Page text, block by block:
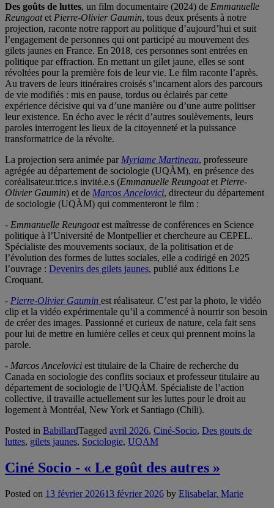
Des goûts de luttes, un film documentaire (2024) de Emmanuelle
Reungoatet Pierre-Olivier Gaumin, tous deux présents à notre
projection, raconte notre rapport au politique d’aujourd’hui et suit
l’engagement de personnes qui ont participé au mouvement des
gilets jaunes en France. En 2018, ces personnes sont entrées en
politique par effraction. En mettant un gilet jaune, elles se sont
révoltées pour la première fois de leur vie. Le film raconte l’après.
Au travers de leurs itinéraires croisés s’incarnent alors des parcours
de vie modifiés : mis en pause, tordus ou éclairés par cette
expérience décisive qui va d’une manière ou d’une autre politiser
leur existence. En écho avec le récit d’autres soulèvements, leurs
paroles interrogent les lieux de la citoyenneté et la puissance
transformatrice de la révolte.
La projection sera animée par Myriame Martineau, professeure
agrégée au département de sociologie (UQÀM), en présence des
coréalisateur.trice.s invité.e.s (Emmanuelle Reungoatet Pierre-
Olivier Gaumin) et de Marcos Ancelovici, directeur du département
de sociologie (UQÀM) qui commenteront le film :
- Emmanuelle Reungoatest maîtresse de conférences en Science
politique à l’Université de Montpellier et chercheure au CEPEL.
Spécialiste des mouvements sociaux, de la politisation et de
l’évolution des formes de luttes sociales, elle a codirigé en 2025
l’ouvrage : Devenirs des gilets jaunes, publié aux éditions Le
Croquant.
- Pierre-Olivier Gaumin est réalisateur. C’est par la photo, le vidéo
clip et la vidéo expérimentale qu’il a commencé à nourrir son besoin
de créer des images. Passionné et curieux de nature, cela fait sens
pour lui de mettre en lumière celles et ceux qui prennent moins la
parole.
- Marcos Ancelovici est titulaire de la Chaire de recherche du
Canada en sociologie des conflits sociaux et professeur titulaire au
département de sociologie de l’UQÀM. Spécialiste de l’action
collective, il travaille actuellement sur les luttes pour le droit au
logement à Montréal, New York et Santiago (Chili).
Posted in BabillardTagged avril 2026, Ciné-Socio, Des gouts de
luttes, gilets jaunes, Sociologie, UQAM
Ciné Socio - « Le goût des autres »
Posted on 13 février 202613 février 2026 by Elisabelar, Marie